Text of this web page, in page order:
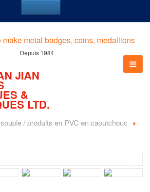
Depuis 1984
JIAN
&
LTD.
/ produits en PVC en caoutchouc